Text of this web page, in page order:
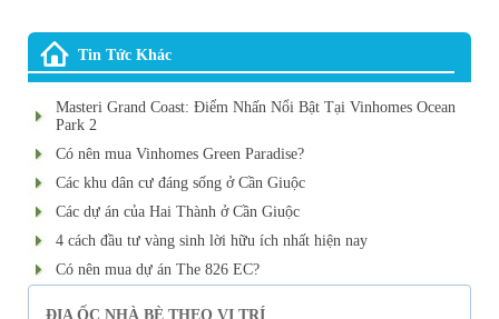
Tin Tức Khác
Masteri Grand Coast: Điểm Nhấn Nổi Bật Tại Vinhomes Ocean
Park 2
Có nên mua Vinhomes Green Paradise?
Các khu dân cư đáng sống ở Cần Giuộc
Các dự án của Hai Thành ở Cần Giuộc
4 cách đầu tư vàng sinh lời hữu ích nhất hiện nay
Có nên mua dự án The 826 EC?
ĐỊA ỐC NHÀ BÈ THEO VỊ TRÍ